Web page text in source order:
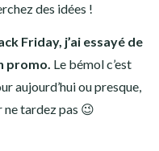
des idées !
Friday, j’ai essayé de
promo. Le bémol c’est
aujourd’hui ou presque,
tardez pas 😉